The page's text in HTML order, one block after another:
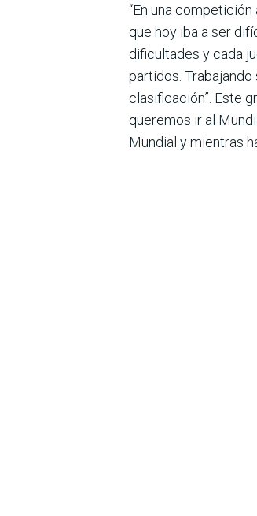
“En una
que hoy iba a ser
dificultades y cada
partidos.
clasificación”. Este
queremos ir al
Mundial y mientras